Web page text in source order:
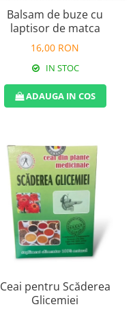
Balsam de buze cu
laptisor de matca
16,00 RON
IN STOC
ADAUGA IN COS
Ceai pentru Scăderea
Glicemiei